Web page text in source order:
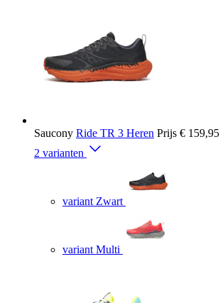
Saucony Ride TR 3 Heren Prijs € 159,95
2 varianten
variant Zwart
variant Multi